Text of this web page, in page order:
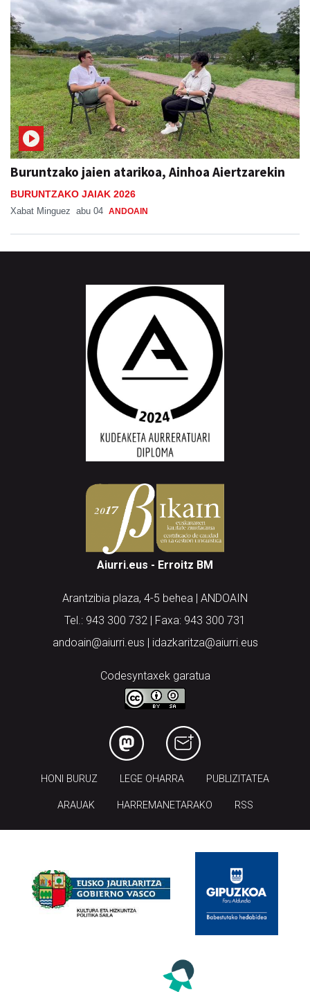
Buruntzako jaien atarikoa, Ainhoa Aiertzarekin
BURUNTZAKO JAIAK 2026
Xabat Minguez abu 04 ANDOAIN
Aiurri.eus - Erroitz BM
Arantzibia plaza, 4-5 behea | ANDOAIN
Tel.: 943 300 732 | Faxa: 943 300 731
andoain@aiurri.eus | idazkaritza@aiurri.eus
Codesyntaxek garatua
HONI BURUZ LEGE OHARRA PUBLIZITATEA
ARAUAK HARREMANETARAKO RSS